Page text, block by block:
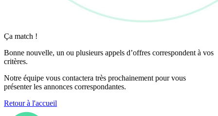
Ça match !
Bonne nouvelle, un ou plusieurs appels d’offres correspondent à vos
critères.
Notre équipe vous contactera très prochainement pour vous
présenter les annonces correspondantes.
Retour à l'accueil